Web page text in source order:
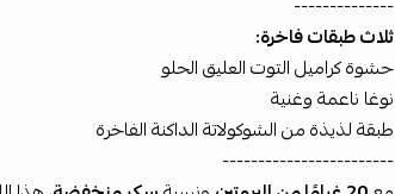
ثلاث طبقات فاخرة:
حشوة كراميل التوت العليق الحلو
نوغا ناعمة وغنية
طبقة لذيذة من الشوكولاتة الداكنة الفاخرة
------------------------